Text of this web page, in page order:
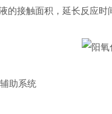
接触面积，延长反应时
助系统